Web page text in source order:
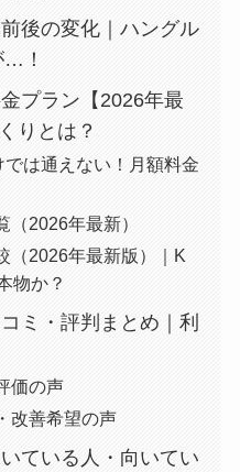
後の変化｜ハングル
…！
プラン【2026年最
りとは？
は通えない！月額料金
（2026年最新）
（2026年最新版）｜K
物か？
ミ・評判まとめ｜利
価の声
改善希望の声
ている人・向いてい